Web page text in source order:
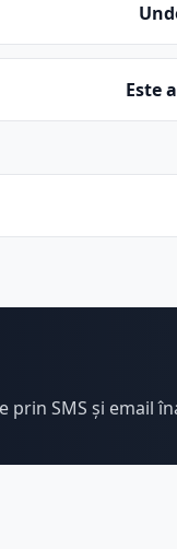
Este
SMS și email